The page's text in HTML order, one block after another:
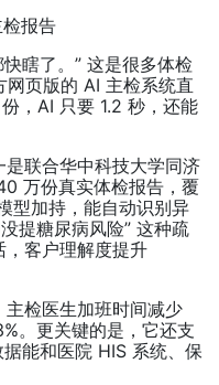
报告
瞎了。” 这是很多体检
页版的 AI 主检系统直
，AI 只要 1.2 秒，还能
联合华中科技大学同济
万份真实体检报告，覆
型加持，能自动识别异
提糖尿病风险” 这种疏
客户理解度提升
检医生加班时间减少
。更关键的是，它还支
能和医院 HIS 系统、保